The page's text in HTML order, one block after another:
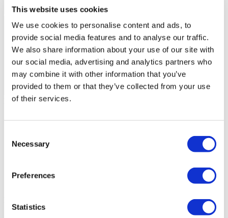
This website uses cookies
We use cookies to personalise content and ads, to
provide social media features and to analyse our traffic.
We also share information about your use of our site with
our social media, advertising and analytics partners who
may combine it with other information that you’ve
provided to them or that they’ve collected from your use
of their services.
Selection
Necessary
Preferences
Statistics
Flymedi-Patientenvideos
FILTERALLES LÖSCHEN
Polen
Woiwodschaft niederschlesien
Woiwodschaft
(1)